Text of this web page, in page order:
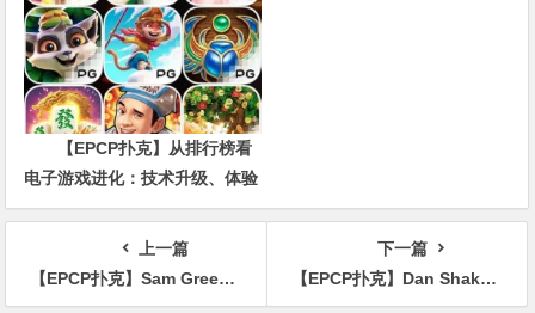
【EPCP扑克】从排行榜看
电子游戏进化：技术升级、体验
创新与未来趋势
上一篇
【EPCP扑克】Sam Greenwood向丹牛发起PLO单挑挑战
下一篇
【EPCP扑克】Dan Shak就“商品欺诈案”达成和解